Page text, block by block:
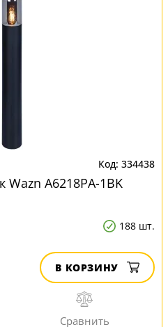
334438
A6218PA-1BK
188 шт.
В КОРЗИНУ